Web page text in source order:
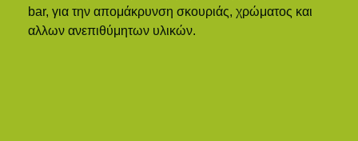
bar, για την απομάκρυνση σκουριάς, χρώματος και
αλλων ανεπιθύμητων υλικών.